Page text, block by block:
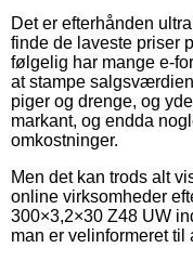
Det er efterhånden
finde de laveste priser
følgelig har mange e-
at stampe
piger og drenge, og
markant, og endda
omkostninger.
Men det kan trods alt
online virksomheder
300×3,2×30 Z48 UW
man er velinformeret til